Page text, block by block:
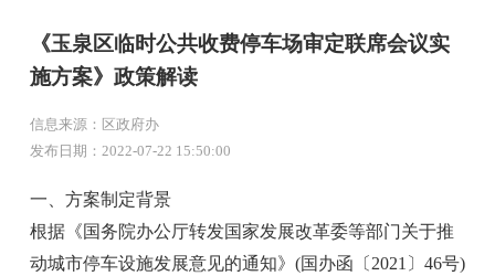
《玉泉区临时公共收费停车场审定联席会议实
施方案》政策解读
信息来源：区政府办
发布日期：2022-07-22 15:50:00
一、方案制定背景
根据《国务院办公厅转发国家发展改革委等部门关于推
动城市停车设施发展意见的通知》(国办函〔2021〕46号)